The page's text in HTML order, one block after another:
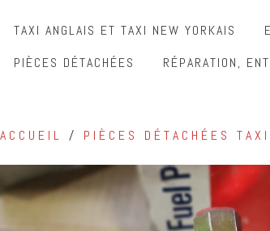
TAXI ANGLAIS ET TAXI NEW YORKAIS
PIÈCES DÉTACHÉES
RÉPARATION,
ACCUEIL / PIÈCES DÉTACHÉES